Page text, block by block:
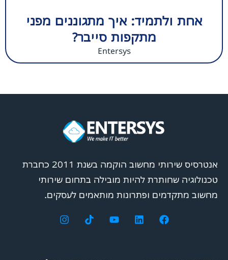
אחת ולתמיד: איך מתגוננים מפני
מתקפות סייבר?
Entersys
אנטרסיס שירותי מחשוב הוקמה בשנת 2011 כחברת
טכנולוגיה שחותרת להיות מובילה בתחום שירותי
מחשוב מתקדמים ופתרונות מותאמים לעסקים.